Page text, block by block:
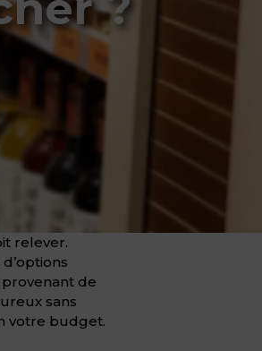
relever.
de
sans
votre budget.